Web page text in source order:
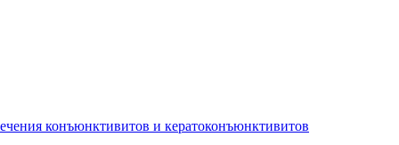
конъюнктивитов и кератоконъюнктивитов